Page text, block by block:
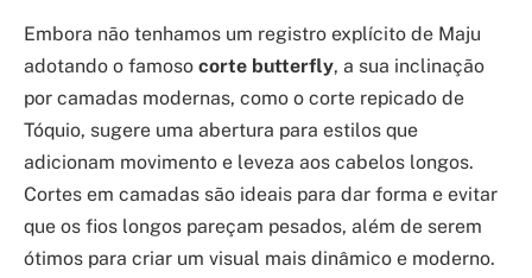
Embora não tenhamos um registro explícito de Maju
adotando o famoso corte butterfly, a sua inclinação
por camadas modernas, como o corte repicado de
Tóquio, sugere uma abertura para estilos que
adicionam movimento e leveza aos cabelos longos.
Cortes em camadas são ideais para dar forma e evitar
que os fios longos pareçam pesados, além de serem
ótimos para criar um visual mais dinâmico e moderno.